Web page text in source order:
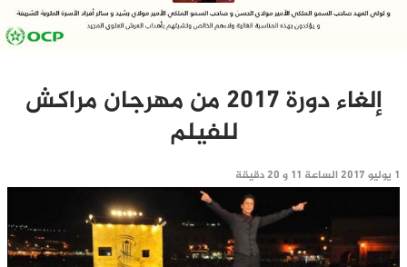
إلغاء دورة 2017 من مهرجان مراكش
للفيلم
1 يوليو 2017 الساعة 11 و 20 دقيقة